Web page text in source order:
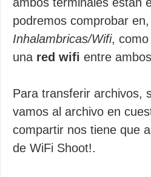
podremos comprobar en,
Inhalambricas/Wifi,
una red wifi entre
Para transferir archivos,
vamos al archivo en
compartir nos tiene que
de WiFi Shoot!.